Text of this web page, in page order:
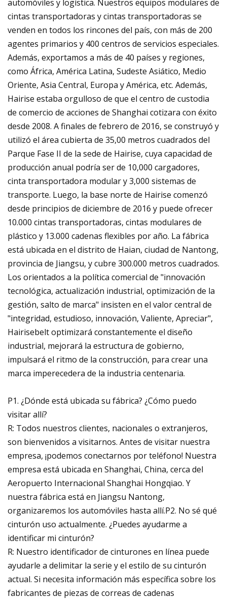
automóviles y logística. Nuestros equipos modulares de
cintas transportadoras y cintas transportadoras se
venden en todos los rincones del país, con más de 200
agentes primarios y 400 centros de servicios especiales.
Además, exportamos a más de 40 países y regiones,
como África, América Latina, Sudeste Asiático, Medio
Oriente, Asia Central, Europa y América, etc. Además,
Hairise estaba orgulloso de que el centro de custodia
de comercio de acciones de Shanghai cotizara con éxito
desde 2008. A finales de febrero de 2016, se construyó y
utilizó el área cubierta de 35,00 metros cuadrados del
Parque Fase II de la sede de Hairise, cuya capacidad de
producción anual podría ser de 10,000 cargadores,
cinta transportadora modular y 3,000 sistemas de
transporte. Luego, la base norte de Hairise comenzó
desde principios de diciembre de 2016 y puede ofrecer
10.000 cintas transportadoras, cintas modulares de
plástico y 13.000 cadenas flexibles por año. La fábrica
está ubicada en el distrito de Haian, ciudad de Nantong,
provincia de Jiangsu, y cubre 300.000 metros cuadrados.
Los orientados a la política comercial de "innovación
tecnológica, actualización industrial, optimización de la
gestión, salto de marca" insisten en el valor central de
"integridad, estudioso, innovación, Valiente, Apreciar",
Hairisebelt optimizará constantemente el diseño
industrial, mejorará la estructura de gobierno,
impulsará el ritmo de la construcción, para crear una
marca imperecedera de la industria centenaria.
P1. ¿Dónde está ubicada su fábrica? ¿Cómo puedo
visitar allí?
R: Todos nuestros clientes, nacionales o extranjeros,
son bienvenidos a visitarnos. Antes de visitar nuestra
empresa, ¡podemos conectarnos por teléfono! Nuestra
empresa está ubicada en Shanghai, China, cerca del
Aeropuerto Internacional Shanghai Hongqiao. Y
nuestra fábrica está en Jiangsu Nantong,
organizaremos los automóviles hasta allí.P2. No sé qué
cinturón uso actualmente. ¿Puedes ayudarme a
identificar mi cinturón?
R: Nuestro identificador de cinturones en línea puede
ayudarle a delimitar la serie y el estilo de su cinturón
actual. Si necesita información más específica sobre los
fabricantes de piezas de correas de cadenas